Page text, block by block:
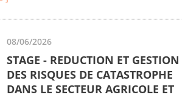
08/06/2026
STAGE - REDUCTION ET GESTION
DES RISQUES DE CATASTROPHE
DANS LE SECTEUR AGRICOLE ET